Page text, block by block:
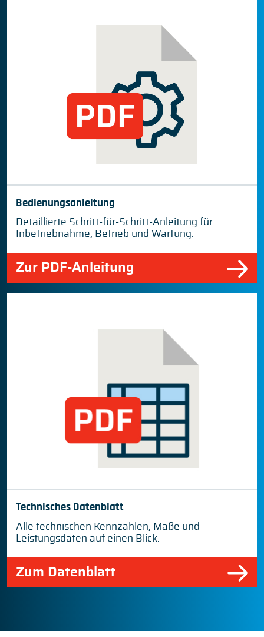
Bedienungsanleitung
Detaillierte Schritt-für-Schritt-Anleitung für
Inbetriebnahme, Betrieb und Wartung.
Zur PDF-Anleitung
Technisches Datenblatt
Alle technischen Kennzahlen, Maße und
Leistungsdaten auf einen Blick.
Zum Datenblatt